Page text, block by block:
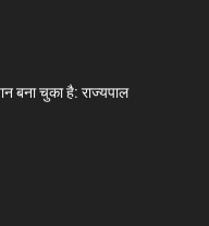
बना चुका है: राज्यपाल